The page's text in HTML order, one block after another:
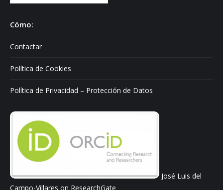
sobre:
Cómo:
Contactar
Política de Cookies
Política de Privacidad – Protección de Datos
José Luis del
Campo-Villares on ResearchGate